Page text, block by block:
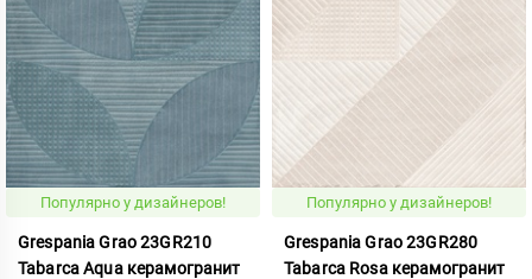
Популярно у дизайнеров!
Grespania Grao 23GR210
Tabarca Aqua керамогранит
Популярно у дизайнеров!
Grespania Grao 23GR280
Tabarca Rosa керамогранит